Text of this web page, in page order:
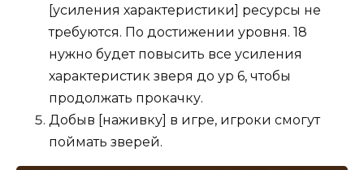
[усиления характеристики] ресурсы не
требуются. По достижении уровня. 18
нужно будет повысить все усиления
характеристик зверя до ур 6, чтобы
продолжать прокачку.
Добыв [наживку] в игре, игроки смогут
поймать зверей.